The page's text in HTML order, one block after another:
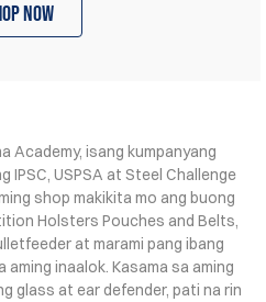
now
Academy, isang kumpanyang
USPSA at Steel Challenge
shop makikita mo ang buong
Holsters Pouches and Belts,
at marami pang ibang
inaalok. Kasama sa aming
glass at ear defender, pati na rin